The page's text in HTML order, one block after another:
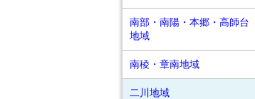
南部・南陽・本郷・高師台
地域
南稜・章南地域
二川地域